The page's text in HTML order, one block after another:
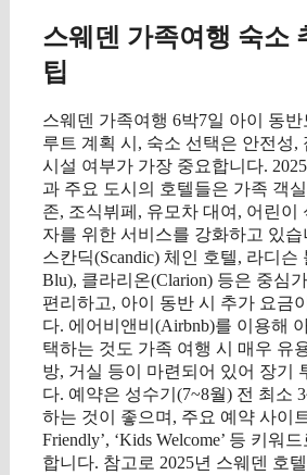
스웨덴 가족여행 숙소
팁
스웨덴 가족여행 6박7일 아이 동
루트 계획 시, 숙소 선택은 안전성,
시설 여부가 가장 중요합니다.
과 주요 도시의 호텔들은 가족 객
존, 조식뷔페, 유모차 대여, 어린이
자를 위한 서비스를 강화하고 있
스칸딕(Scandic) 체인 호텔, 라디슨
Blu), 클라리온(Clarion) 등은 중심
편리하고, 아이 동반 시 추가 요금
다. 에어비앤비(Airbnb)를 이용해
택하는 것도 가족 여행 시 매우 유
방, 거실 등이 마련되어 있어 장기
다. 예약은 성수기(7~8월) 전 최소
하는 것이 좋으며, 주요 예약 사이
Friendly’, ‘Kids Welcome’ 등 키워
합니다. 참고로 2025년 스웨덴 호